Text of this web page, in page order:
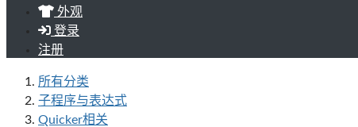
外观
登录
注册
所有分类
子程序与表达式
Quicker相关